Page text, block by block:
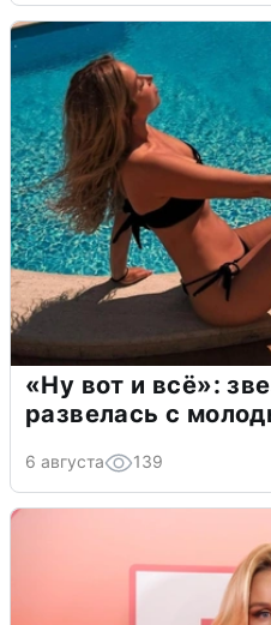
«Ну вот и всё»:
развелась с
6 августа 139